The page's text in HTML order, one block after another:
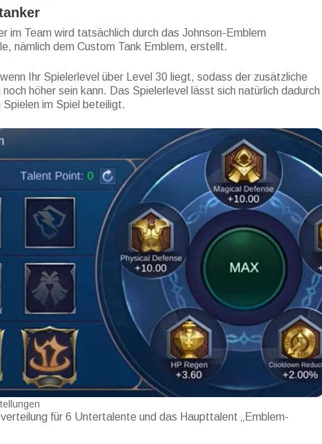
im Team wird tatsächlich durch das Johnson-Emblem
nämlich dem Custom Tank Emblem, erstellt.
Ihr Spielerlevel über Level 30 liegt, sodass der zusätzliche
höher sein kann. Das Spielerlevel lässt sich natürlich dadurch
im Spiel beteiligt.
für 6 Untertalente und das Haupttalent „Emblem-